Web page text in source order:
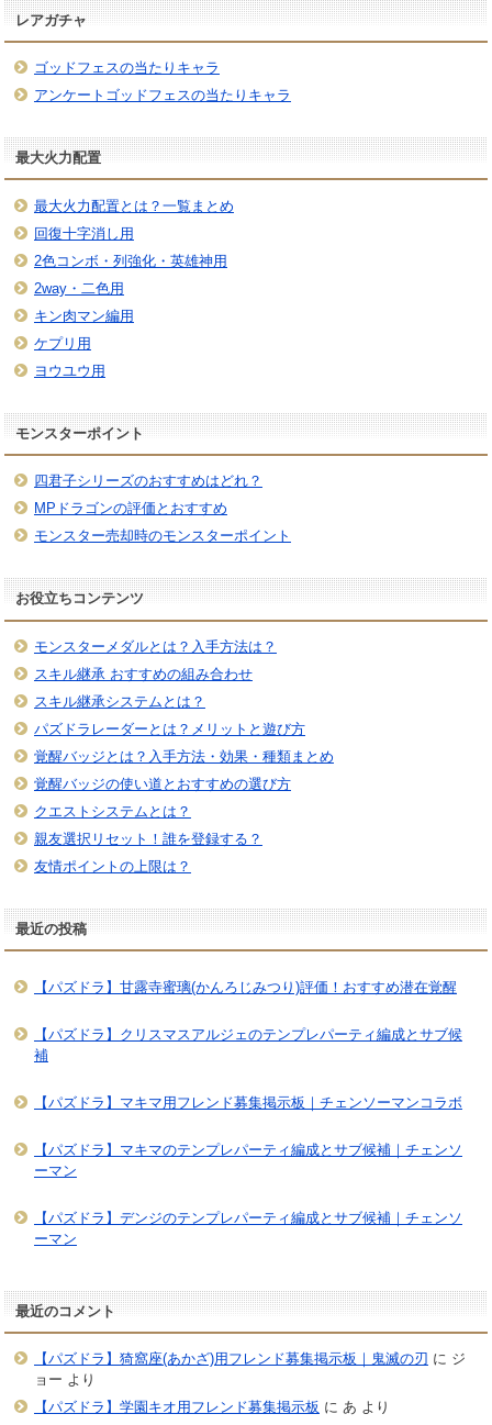
レアガチャ
ゴッドフェスの当たりキャラ
アンケートゴッドフェスの当たりキャラ
最大火力配置
最大火力配置とは？一覧まとめ
回復十字消し用
2色コンボ・列強化・英雄神用
2way・二色用
キン肉マン編用
ケプリ用
ヨウユウ用
モンスターポイント
四君子シリーズのおすすめはどれ？
MPドラゴンの評価とおすすめ
モンスター売却時のモンスターポイント
お役立ちコンテンツ
モンスターメダルとは？入手方法は？
スキル継承 おすすめの組み合わせ
スキル継承システムとは？
パズドラレーダーとは？メリットと遊び方
覚醒バッジとは？入手方法・効果・種類まとめ
覚醒バッジの使い道とおすすめの選び方
クエストシステムとは？
親友選択リセット！誰を登録する？
友情ポイントの上限は？
最近の投稿
【パズドラ】甘露寺蜜璃(かんろじみつり)評価！おすすめ潜在覚醒
【パズドラ】クリスマスアルジェのテンプレパーティ編成とサブ候
補
【パズドラ】マキマ用フレンド募集掲示板｜チェンソーマンコラボ
【パズドラ】マキマのテンプレパーティ編成とサブ候補｜チェンソ
ーマン
【パズドラ】デンジのテンプレパーティ編成とサブ候補｜チェンソ
ーマン
最近のコメント
【パズドラ】猗窩座(あかざ)用フレンド募集掲示板｜鬼滅の刃 に ジ
ョー より
【パズドラ】学園キオ用フレンド募集掲示板 に あ より